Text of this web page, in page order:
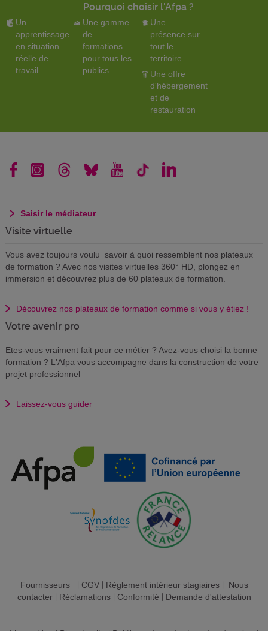
Pourquoi choisir l'Afpa ?
Un
apprentissage
en situation
réelle de
travail
Une gamme
de
formations
pour tous les
publics
Une
présence sur
tout le
territoire
Une offre
d'hébergement
et de
restauration
Saisir le médiateur
Visite virtuelle
Vous avez toujours voulu savoir à quoi ressemblent nos plateaux
de formation ? Avec nos visites virtuelles 360° HD, plongez en
immersion et découvrez plus de 60 plateaux de formation.
Découvrez nos plateaux de formation comme si vous y étiez !
Votre avenir pro
Etes-vous vraiment fait pour ce métier ? Avez-vous choisi la bonne
formation ? L'Afpa vous accompagne dans la construction de votre
projet professionnel
Laissez-vous guider
Fournisseurs| CGV| Règlement intérieur stagiaires| Nous
contacter| Réclamations| Conformité Demande d'attestation